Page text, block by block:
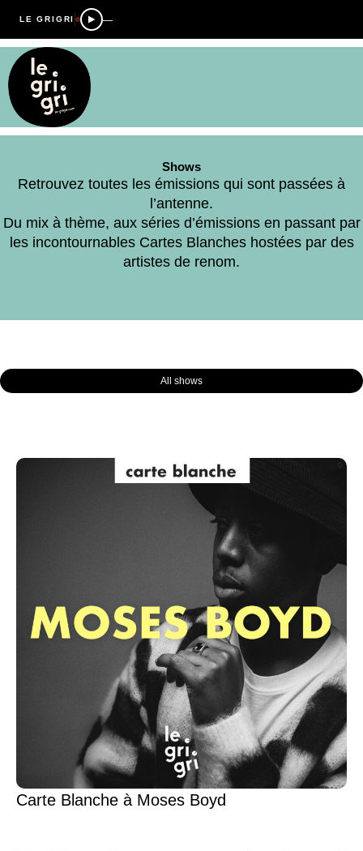
LE GRIGRI —
Shows
Retrouvez toutes les émissions qui sont passées à
l’antenne.
Du mix à thème, aux séries d’émissions en passant par
les incontournables Cartes Blanches hostées par des
artistes de renom.
All shows
Carte Blanche à Moses Boyd
Page Page